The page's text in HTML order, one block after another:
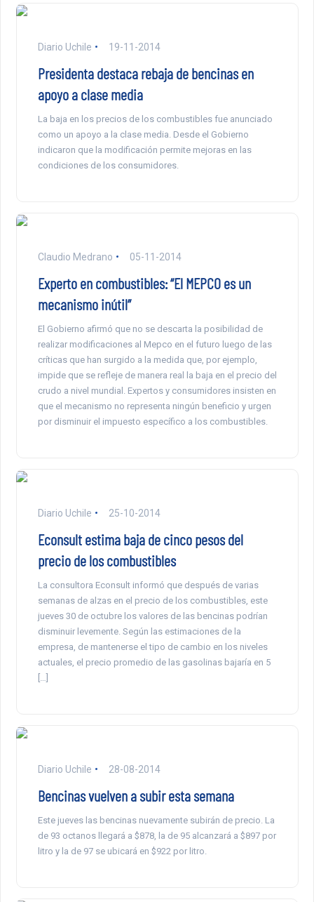
Diario Uchile 19-11-2014
Presidenta destaca rebaja de bencinas en
apoyo a clase media
La baja en los precios de los combustibles fue anunciado
como un apoyo a la clase media. Desde el Gobierno
indicaron que la modificación permite mejoras en las
condiciones de los consumidores.
Claudio Medrano 05-11-2014
Experto en combustibles: “El MEPCO es un
mecanismo inútil”
El Gobierno afirmó que no se descarta la posibilidad de
realizar modificaciones al Mepco en el futuro luego de las
críticas que han surgido a la medida que, por ejemplo,
impide que se refleje de manera real la baja en el precio del
crudo a nivel mundial. Expertos y consumidores insisten en
que el mecanismo no representa ningún beneficio y urgen
por disminuir el impuesto específico a los combustibles.
Diario Uchile 25-10-2014
Econsult estima baja de cinco pesos del
precio de los combustibles
La consultora Econsult informó que después de varias
semanas de alzas en el precio de los combustibles, este
jueves 30 de octubre los valores de las bencinas podrían
disminuir levemente. Según las estimaciones de la
empresa, de mantenerse el tipo de cambio en los niveles
actuales, el precio promedio de las gasolinas bajaría en 5
[…]
Diario Uchile 28-08-2014
Bencinas vuelven a subir esta semana
Este jueves las bencinas nuevamente subirán de precio. La
de 93 octanos llegará a $878, la de 95 alcanzará a $897 por
litro y la de 97 se ubicará en $922 por litro.